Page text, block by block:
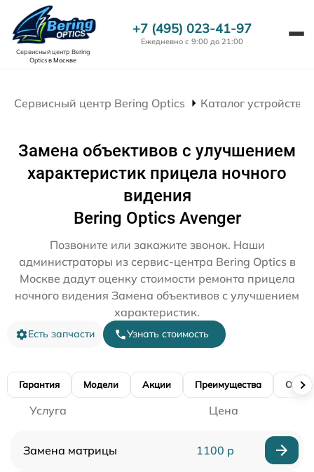
Сервисный центр Bering
Opticsв Москве
+7 (495) 023-41-97
Ежедневно с 9:00 до 21:00
Сервисный центр Bering Optics Каталог устройств
Замена объективов с улучшением
характеристик прицела ночного
видения
Bering Optics Avenger
Позвоните или закажите звонок. Наши
администраторы из сервис-центра Bering Optics в
Москве дадут оценку стоимости ремонта прицела
ночного видения Замена объективов с улучшением
характеристик.
Есть запчасти Узнать стоимость
Гарантия Модели Акции Преимущества
Услуга Цена
Замена матрицы 1100 р